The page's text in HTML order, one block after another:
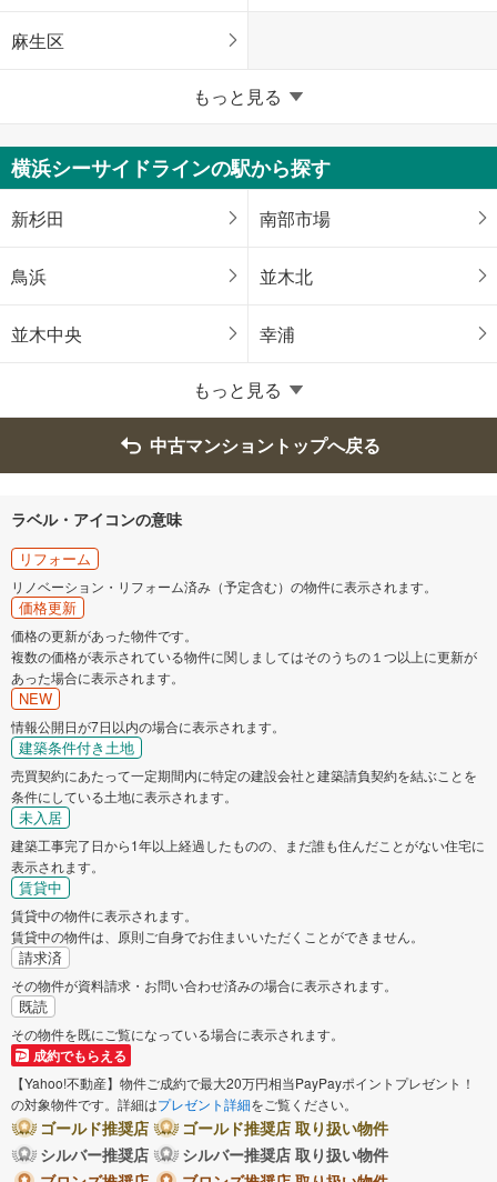
麻生区
鶴見区 神奈川区
西区 中区
南区 保土ケ谷区
磯子区 金沢区
戸塚区
旭区
栄区
青葉区
相模原市
緑区 中央区
南区
神奈川県のそのほかの地域
横須賀市
鎌倉市 藤沢市
小田原市
逗子市
秦野市 厚木市
大和市 伊勢原市
もっと見る
横浜シーサイドラインの駅から探す
新杉田 南部市場
鳥浜 並木北
並木中央 幸浦
もっと見る
中古マンショントップへ戻る
ラベル・アイコンの意味
リフォーム
リノベーション・リフォーム済み（予定含む）の物件に表示されます。
価格更新
価格の更新があった物件です。
複数の価格が表示されている物件に関しましてはそのうちの１つ以上に更新が
あった場合に表示されます。
NEW
情報公開日が7日以内の場合に表示されます。
建築条件付き土地
売買契約にあたって一定期間内に特定の建設会社と建築請負契約を結ぶことを
条件にしている土地に表示されます。
未入居
建築工事完了日から1年以上経過したものの、まだ誰も住んだことがない住宅に
表示されます。
賃貸中
賃貸中の物件に表示されます。
賃貸中の物件は、原則ご自身でお住まいいただくことができません。
請求済
その物件が資料請求・お問い合わせ済みの場合に表示されます。
既読
その物件を既にご覧になっている場合に表示されます。
成約でもらえる
【Yahoo!不動産】物件ご成約で最大20万円相当PayPayポイントプレゼント！
の対象物件です。詳細はプレゼント詳細をご覧ください。
ゴールド推奨店
ゴールド推奨店 取り扱い物件
シルバー推奨店
シルバー推奨店 取り扱い物件